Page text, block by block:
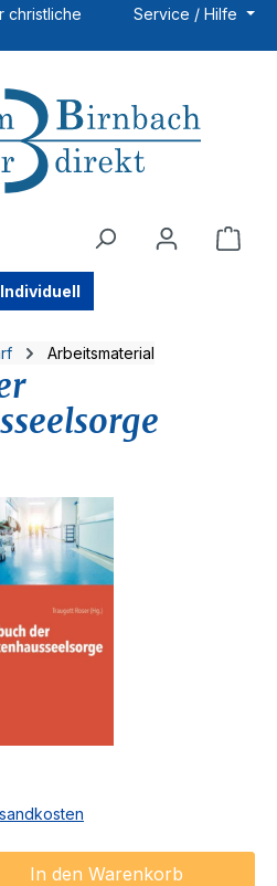
christliche
Service / Hilfe
Individuell
Arbeitsmaterial
Gib den
In den Warenkorb